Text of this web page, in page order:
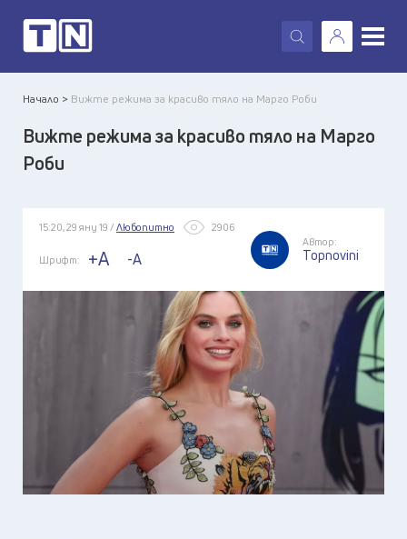
X
Начало > Вижте режима за красиво тяло на Марго Роби
Вижте режима за красиво тяло на Марго
Роби
15:20, 29 яну 19 / Любопитно 2906
Шрифт: +A -A
Автор:
Topnovini